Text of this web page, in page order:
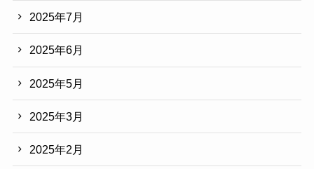
2025年7月
2025年6月
2025年5月
2025年3月
2025年2月